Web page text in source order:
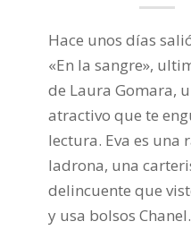
Hace unos días
«En la sangre»,
de Laura Gomara,
atractivo que te
lectura. Eva es una
ladrona, una
delincuente que
y usa bolsos